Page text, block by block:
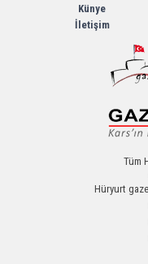
Künye
İletişim
Tüm
Hüryurt